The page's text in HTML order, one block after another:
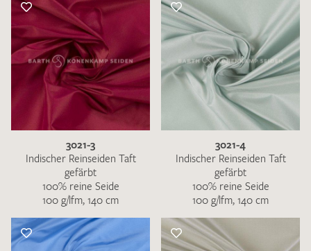
3021-3
Indischer Reinseiden Taft
gefärbt
100% reine Seide
100 g/lfm, 140 cm
3021-4
Indischer Reinseiden Taft
gefärbt
100% reine Seide
100 g/lfm, 140 cm